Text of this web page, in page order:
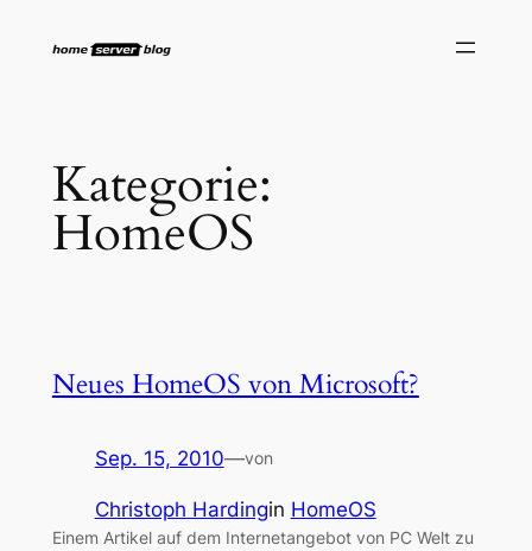
Inhalt
Kategorie:
HomeOS
Neues HomeOS von Microsoft?
Sep. 15, 2010—von
Christoph Hardingin HomeOS
Einem Artikel auf dem Internetangebot von PC Welt zu